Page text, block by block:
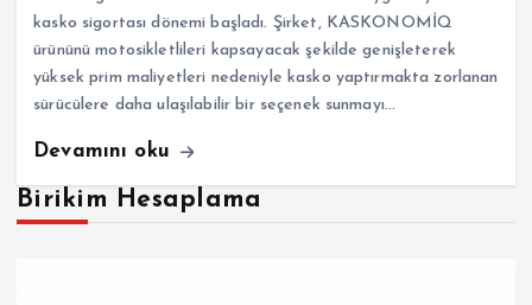
kasko sigortası dönemi başladı. Şirket, KASKONOMİQ
ürününü motosikletlileri kapsayacak şekilde genişleterek
yüksek prim maliyetleri nedeniyle kasko yaptırmakta zorlanan
sürücülere daha ulaşılabilir bir seçenek sunmayı…
Devamını oku
Birikim Hesaplama